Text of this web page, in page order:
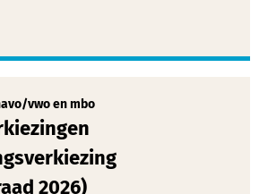
vwo en mbo
2026)